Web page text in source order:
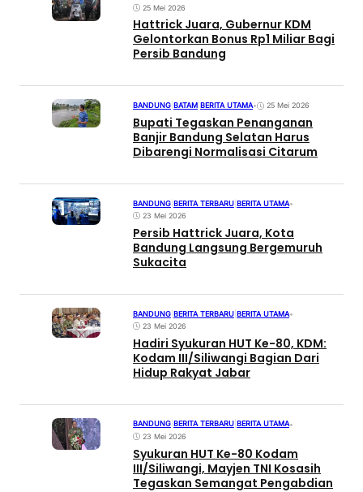
25 Mei 2026
Hattrick Juara, Gubernur KDM
Gelontorkan Bonus Rp1 Miliar Bagi
Persib Bandung
BANDUNG BATAM BERITA UTAMA• 25 Mei 2026
Bupati Tegaskan Penanganan
Banjir Bandung Selatan Harus
Dibarengi Normalisasi Citarum
BANDUNG BERITA TERBARU BERITA UTAMA•
23 Mei 2026
Persib Hattrick Juara, Kota
Bandung Langsung Bergemuruh
Sukacita
BANDUNG BERITA TERBARU BERITA UTAMA•
23 Mei 2026
Hadiri Syukuran HUT Ke-80, KDM:
Kodam III/Siliwangi Bagian Dari
Hidup Rakyat Jabar
BANDUNG BERITA TERBARU BERITA UTAMA•
23 Mei 2026
Syukuran HUT Ke-80 Kodam
III/Siliwangi, Mayjen TNI Kosasih
Tegaskan Semangat Pengabdian